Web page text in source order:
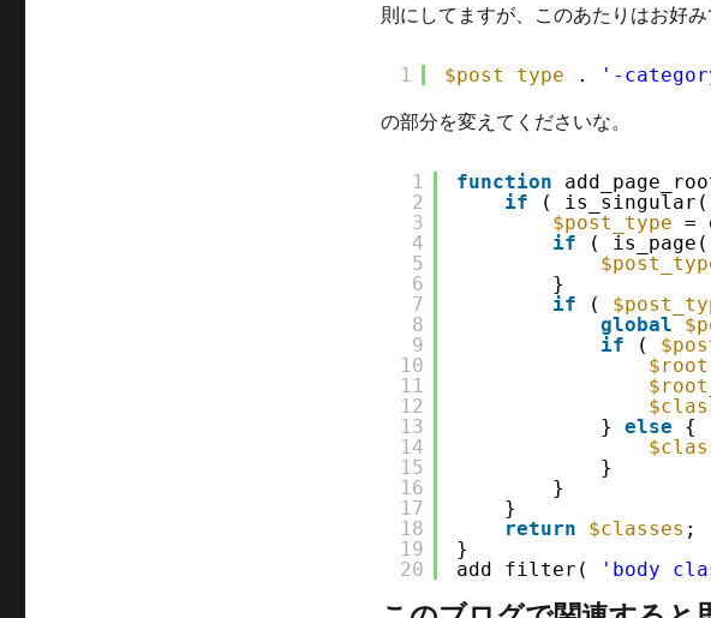
則にしてますが、このあたりはお好み
1 $post_type . '-
の部分を変えてくださいな。
1
2
3
4
5
6
7
8
9
10
11
12
13
14
15
16
17
18
19
20
function
if
(
$post_type =
if
(
}
if
(
global
if
(
$root
} else
{
}
}
}
return
$classes ;
}
add_filter(